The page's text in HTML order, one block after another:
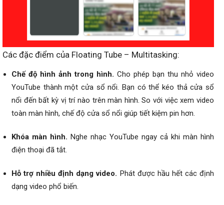
Các đặc điểm của Floating Tube – Multitasking:
Chế độ hình ảnh trong hình. Cho phép bạn thu nhỏ video
YouTube thành một cửa sổ nổi. Bạn có thể kéo thả cửa sổ
nổi đến bất kỳ vị trí nào trên màn hình. So với việc xem video
toàn màn hình, chế độ cửa sổ nổi giúp tiết kiệm pin hơn.
Khóa màn hình. Nghe nhạc YouTube ngay cả khi màn hình
điện thoại đã tắt.
Hỗ trợ nhiều định dạng video. Phát được hầu hết các định
dạng video phổ biến.